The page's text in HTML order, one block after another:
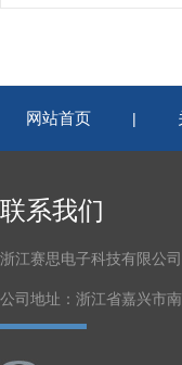
网站首页 |
联系我们
浙江赛思电子科技有限公司
公司地址：浙江省嘉兴市